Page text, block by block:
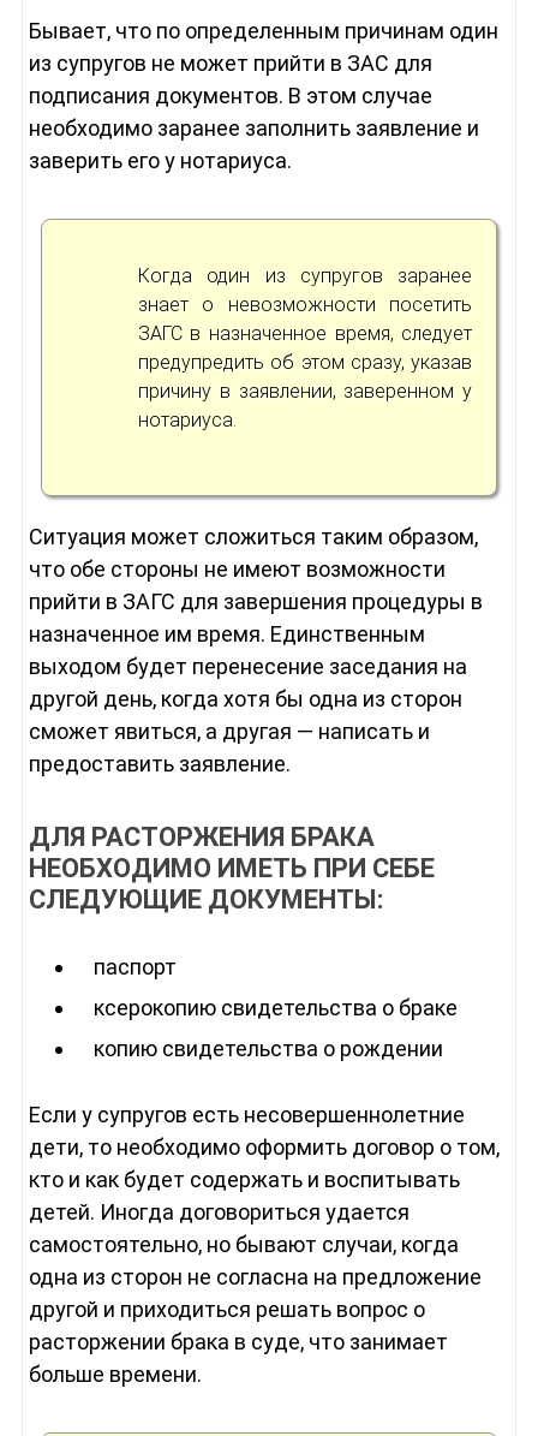
Бывает, что по определенным причинам один
из супругов не может прийти в ЗАС для
подписания документов. В этом случае
необходимо заранее заполнить заявление и
заверить его у нотариуса.
Когда один из супругов заранее
знает о невозможности посетить
ЗАГС в назначенное время, следует
предупредить об этом сразу, указав
причину в заявлении, заверенном у
нотариуса.
Ситуация может сложиться таким образом,
что обе стороны не имеют возможности
прийти в ЗАГС для завершения процедуры в
назначенное им время. Единственным
выходом будет перенесение заседания на
другой день, когда хотя бы одна из сторон
сможет явиться, а другая — написать и
предоставить заявление.
ДЛЯ РАСТОРЖЕНИЯ БРАКА
НЕОБХОДИМО ИМЕТЬ ПРИ СЕБЕ
СЛЕДУЮЩИЕ ДОКУМЕНТЫ:
паспорт
ксерокопию свидетельства о браке
копию свидетельства о рождении
Если у супругов есть несовершеннолетние
дети, то необходимо оформить договор о том,
кто и как будет содержать и воспитывать
детей. Иногда договориться удается
самостоятельно, но бывают случаи, когда
одна из сторон не согласна на предложение
другой и приходиться решать вопрос о
расторжении брака в суде, что занимает
больше времени.